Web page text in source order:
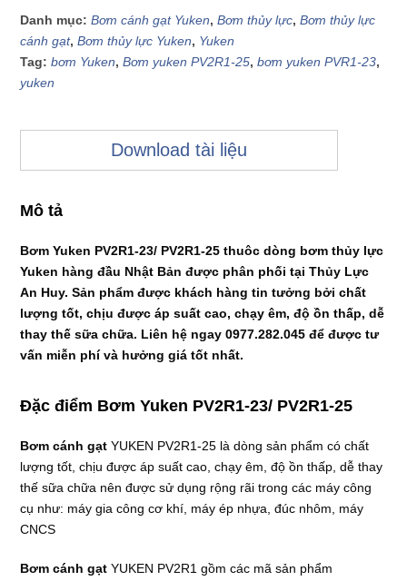
Danh mục:Bơm cánh gạt Yuken,Bơm thủy lực,Bơm thủy lực
cánh gạt,Bơm thủy lực Yuken, Yuken
Tag:bơm Yuken,Bơm yuken PV2R1-25,bơm yuken PVR1-23,
yuken
Download tài liệu
Mô tả
Bơm Yuken PV2R1-23/ PV2R1-25 thuôc dòng bơm thủy lực
Yuken hàng đầu Nhật Bản được phân phối tại Thủy Lực
An Huy. Sản phẩm được khách hàng tin tưởng bởi chất
lượng tốt, chịu được áp suất cao, chạy êm, độ ồn thấp, dễ
thay thế sữa chữa. Liên hệ ngay 0977.282.045 để được tư
vấn miễn phí và hưởng giá tốt nhất.
Đặc điểm Bơm Yuken PV2R1-23/ PV2R1-25
Bơm cánh gạt YUKEN PV2R1-25 là dòng sản phẩm có chất
lượng tốt, chịu được áp suất cao, chạy êm, độ ồn thấp, dễ thay
thế sữa chữa nên được sử dụng rộng rãi trong các máy công
cụ như: máy gia công cơ khí, máy ép nhựa, đúc nhôm, máy
CNCS
Bơm cánh gạt YUKEN PV2R1gồm các mã sản phẩm